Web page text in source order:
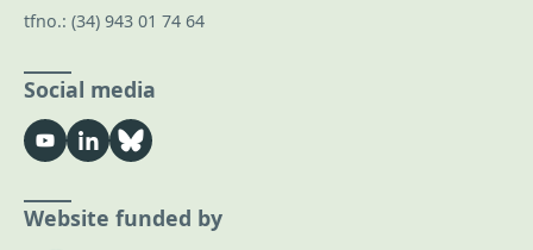
tfno.: (34) 943 01 74 64
Social media
Website funded by